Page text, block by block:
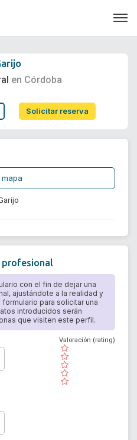
en Córdoba
Solicitar reserva
mapa
profesional
con el fin de dejar una
ajustándote a la realidad y
para solicitar una
introducidos serán
que visiten este perfil.
( )
( )
( )
( )
( )
Valoración (rating)